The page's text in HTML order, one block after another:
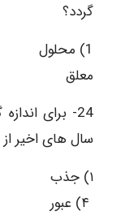
گردد؟
معلق
24- برای
سال های اخیر